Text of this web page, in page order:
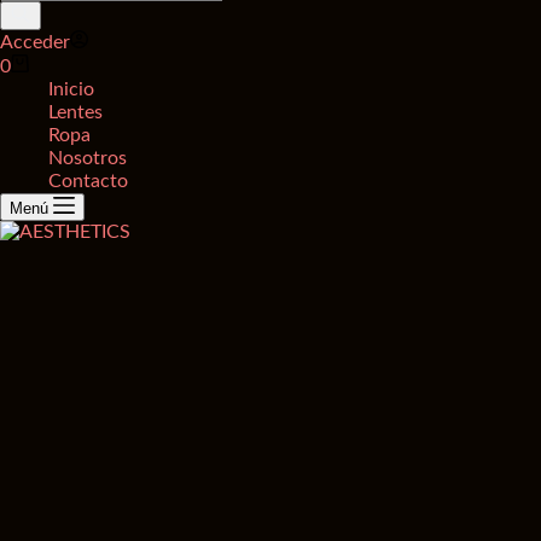
de
productos
Acceder
Carro
compra
0
Inicio
Lentes
Ropa
Nosotros
Contacto
Menú